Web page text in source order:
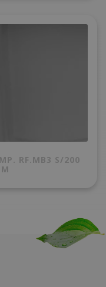
RF.MB3 S/200